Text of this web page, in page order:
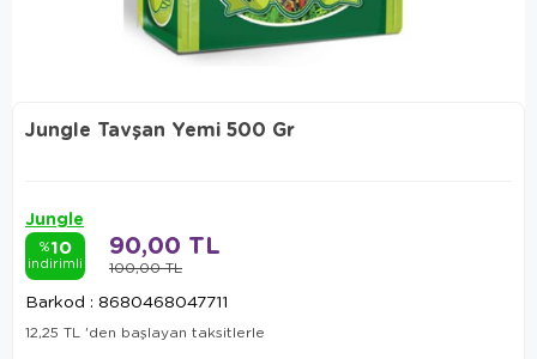
Jungle Tavşan Yemi 500 Gr
Jungle
%10
indirimli 100,00 TL
90,00 TL
Barkod : 8680468047711
12,25 TL 'den başlayan taksitlerle